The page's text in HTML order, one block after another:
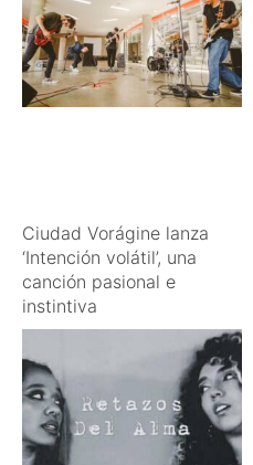
Ciudad Vorágine lanza
‘Intención volátil’, una
canción pasional e
instintiva